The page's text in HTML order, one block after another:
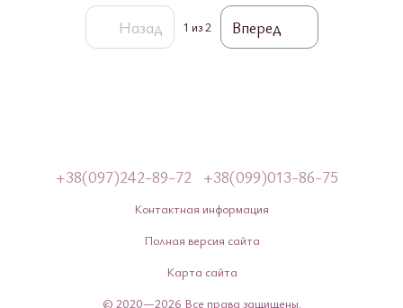
Назад 1 из 2 Вперед
+38(097)242-89-72 +38(099)013-86-75
Контактная информация
Полная версия сайта
Карта сайта
© 2020—2026 Все права защищены.